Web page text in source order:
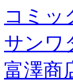
コミッ
サンワ
富澤商